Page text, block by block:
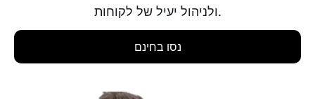
ולניהול יעיל של לקוחות.
נסו בחינם